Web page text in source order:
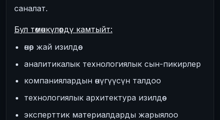
саналат.
Бул төмөнкүлөрдү камтыйт:
өнөр жай изилдөө
аналитикалык технологиялык сын-пикирлер
компаниялардын өнүгүүсүн талдоо
технологиялык архитектура изилдөө
эксперттик материалдарды жарыялоо